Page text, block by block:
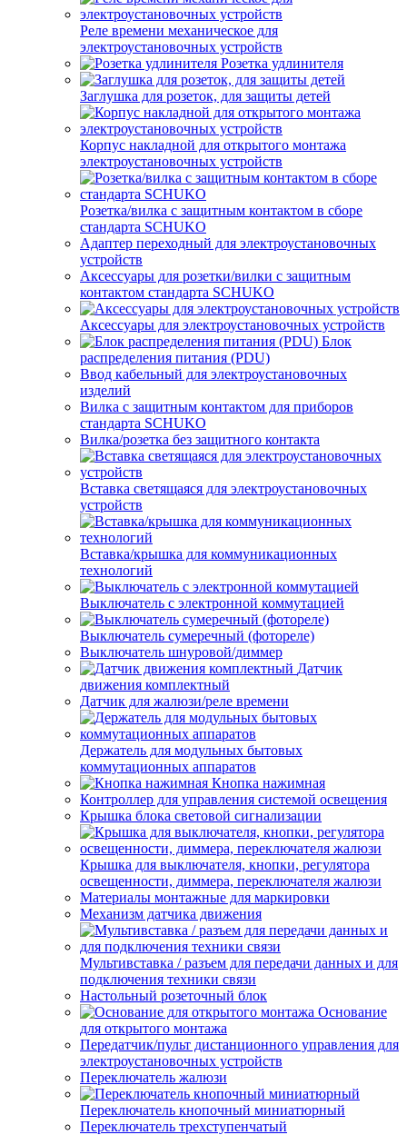
Реле времени механическое для
электроустановочных устройств
Розетка удлинителя
Заглушка для розеток, для защиты детей
Корпус накладной для открытого монтажа
электроустановочных устройств
Розетка/вилка с защитным контактом в сборе
стандарта SCHUKO
Адаптер переходный для электроустановочных
устройств
Аксессуары для розетки/вилки с защитным
контактом стандарта SCHUKO
Аксессуары для электроустановочных устройств
Блок
распределения питания (PDU)
Ввод кабельный для электроустановочных
изделий
Вилка с защитным контактом для приборов
стандарта SCHUKO
Вилка/розетка без защитного контакта
Вставка светящаяся для электроустановочных
устройств
Вставка/крышка для коммуникационных
технологий
Выключатель с электронной коммутацией
Выключатель сумеречный (фотореле)
Выключатель шнуровой/диммер
Датчик
движения комплектный
Датчик для жалюзи/реле времени
Держатель для модульных бытовых
коммутационных аппаратов
Кнопка нажимная
Контроллер для управления системой освещения
Крышка блока световой сигнализации
Крышка для выключателя, кнопки, регулятора
освещенности, диммера, переключателя жалюзи
Материалы монтажные для маркировки
Механизм датчика движения
Мультивставка / разъем для передачи данных и для
подключения техники связи
Настольный розеточный блок
Основание
для открытого монтажа
Передатчик/пульт дистанционного управления для
электроустановочных устройств
Переключатель жалюзи
Переключатель кнопочный миниатюрный
Переключатель трехступенчатый